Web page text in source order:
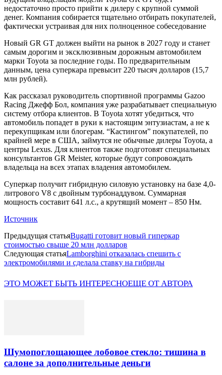
недостаточно просто прийти к дилеру с крупной суммой
денег. Компания собирается тщательно отбирать покупателей,
фактически устраивая для них полноценное собеседование
Новый GR GT должен выйти на рынок в 2027 году и станет
самым дорогим и эксклюзивным дорожным автомобилем
марки Toyota за последние годы. По предварительным
данным, цена суперкара превысит 220 тысяч долларов (15,7
млн рублей).
Как рассказал руководитель спортивной программы Gazoo
Racing Джефф Бол, компания уже разрабатывает специальную
систему отбора клиентов. В Toyota хотят убедиться, что
автомобиль попадет в руки к настоящим энтузиастам, а не к
перекупщикам или блогерам. “Кастингом” покупателей, по
крайней мере в США, займутся не обычные дилеры Toyota, а
центры Lexus. Для клиентов также подготовят специальных
консультантов GR Meister, которые будут сопровождать
владельца на всех этапах владения автомобилем.
Суперкар получит гибридную силовую установку на базе 4,0-
литрового V8 с двойным турбонаддувом. Суммарная
мощность составит 641 л.с., а крутящий момент – 850 Нм.
Источник
Предыдущая статьяBugatti готовит новый гиперкар
стоимостью свыше 20 млн долларов
Следующая статьяLamborghini отказалась спешить с
электромобилями и сделала ставку на гибриды
ЭТО МОЖЕТ БЫТЬ ИНТЕРЕСНОЕЩЕ ОТ АВТОРА
Шумопоглощающее лобовое стекло: тишина в
салоне за дополнительные деньги